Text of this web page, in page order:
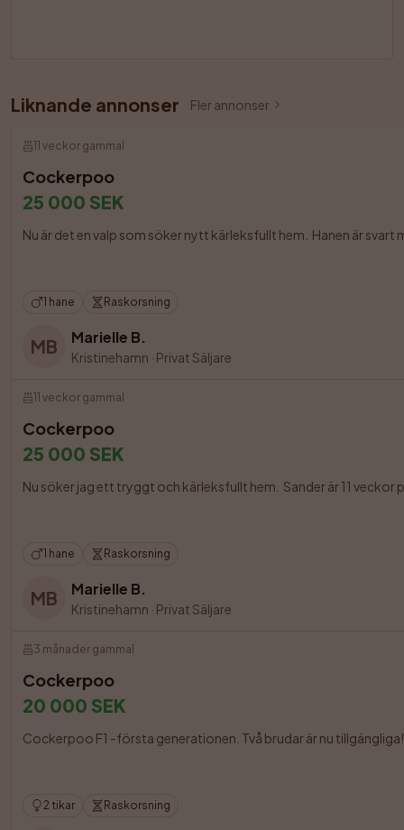
Liknande annonser Fler annonser
11 veckor gammal
Cockerpoo
25 000 SEK
Nu är det en valp som söker nytt kärleksfullt hem.  Hanen är
1 hane Raskorsning
MB Marielle B.
Kristinehamn · Privat Säljare
11 veckor gammal
Cockerpoo
25 000 SEK
Nu söker jag ett tryggt och kärleksfullt hem.  Sander är 11
1 hane Raskorsning
MB Marielle B.
Kristinehamn · Privat Säljare
3 månader gammal
Cockerpoo
20 000 SEK
Cockerpoo F1 -första generationen. Två brudar är nu
2 tikar Raskorsning